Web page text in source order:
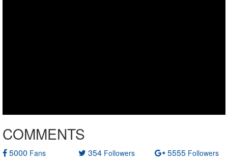
COMMENTS
5000 Fans 354 Followers 5555 Followers